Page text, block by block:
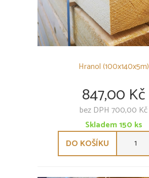
PODSTŘEŠNÍ FÓLIE
SKLENÍKY
Hranol (100x140x5m)
847,00 Kč
bez DPH 700,00 Kč
Skladem150 ks
DO KOŠÍKU